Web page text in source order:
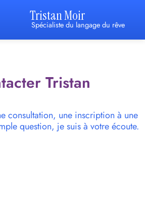
Tristan Moir
Spécialiste du langage du rêve
Tristan
consultation, une inscription à une
question, je suis à votre écoute.